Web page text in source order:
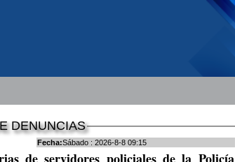
DENUNCIAS
Fecha:Sábado : 2026-8-8 09:15